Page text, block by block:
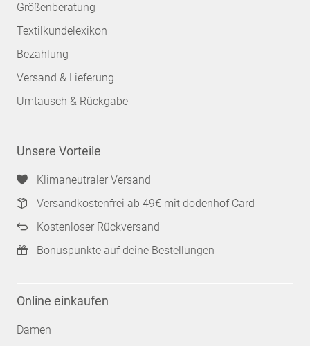
Größenberatung
Textilkundelexikon
Bezahlung
Versand & Lieferung
Umtausch & Rückgabe
Unsere Vorteile
Klimaneutraler Versand
Versandkostenfrei ab 49€ mit dodenhof Card
Kostenloser Rückversand
Bonuspunkte auf deine Bestellungen
Online einkaufen
Damen